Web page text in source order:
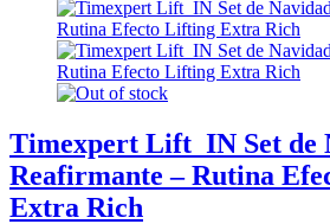
Timexpert Lift_IN Set de
Reafirmante – Rutina
Extra Rich